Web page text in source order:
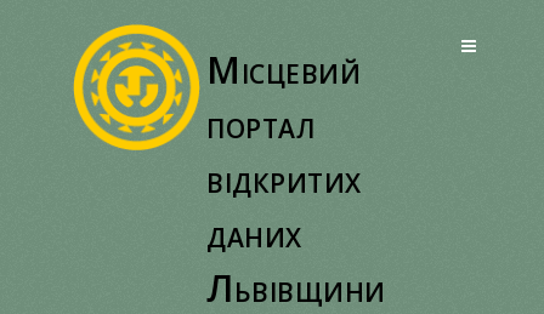
Місцевий
портал
відкритих
даних
Львівщини